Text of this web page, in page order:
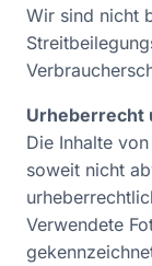
Wir sind nicht
Urheberrecht
Die Inhalte
soweit nicht
Verwendete